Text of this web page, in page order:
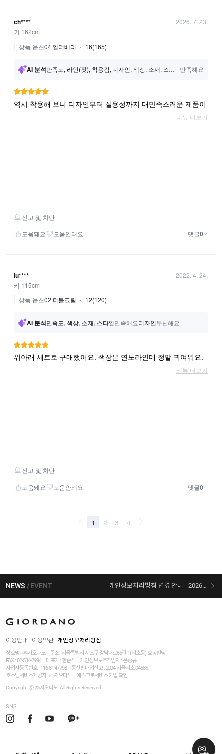
NEWS EVENT 개인정보처리방침 변경 안내 - 2026/07/30 시행
이용안내 이용약관 개인정보처리방침
상호명 : ㈜지오다노
주소 : 서울특별시 서초구 강남대로65길 1(서초동) 효봉빌딩
FAX : 02-534-2994
대표자 : 한준석 개인정보보호책임자 : 윤종규
사업자등록번호 : 116-81-47798
통신판매업신고 : 2004-서울서초-04585
호스팅서비스제공자 : ㈜지오다노
에스크로서비스 가입 확인
Copyright ⓒ ㈜지오다노. All Rights Reserved.
SNS